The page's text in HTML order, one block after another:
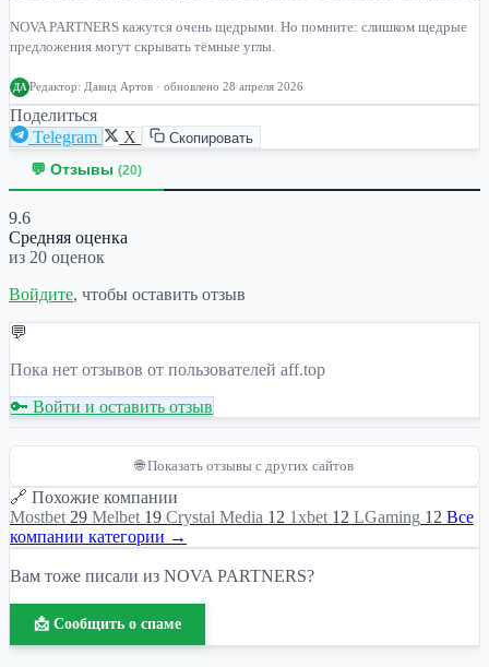
NOVA PARTNERS кажутся очень щедрыми. Но помните: слишком щедрые
предложения могут скрывать тёмные углы.
ДА Редактор: Давид Артов · обновлено 28 апреля 2026
Поделиться
Telegram
X Скопировать
💬 Отзывы (20)
9.6
Средняя оценка
из 20 оценок
Войдите, чтобы оставить отзыв
💬
Пока нет отзывов от пользователей aff.top
🔑 Войти и оставить отзыв
🌐 Показать отзывы с других сайтов
🔗 Похожие компании
Mostbet 29 Melbet 19 Crystal Media 12 1xbet 12 LGaming 12 Все
компании категории →
Вам тоже писали из NOVA PARTNERS?
📩 Сообщить о спаме